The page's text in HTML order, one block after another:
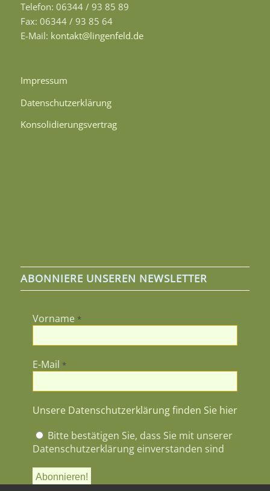
Telefon: 06344 / 93 85 89
Fax: 06344 / 93 85 64
E-Mail: kontakt@lingenfeld.de
Impressum
Datenschutzerklärung
Konsolidierungsvertrag
ABONNIERE UNSEREN NEWSLETTER
Vorname *
E-Mail *
Unsere Datenschutzerklärung finden Sie hier
Bitte bestätigen Sie, dass Sie mit unserer
Datenschutzerklärung einverstanden sind